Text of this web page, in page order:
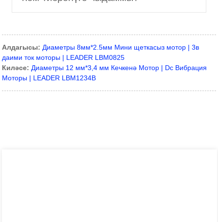
Алдагысы: Диаметры 8мм*2.5мм Мини щеткасыз мотор | 3в
даими ток моторы | LEADER LBM0825
Киләсе: Диаметры 12 мм*3,4 мм Кечкенә Мотор | Dc Вибрация
Моторы | LEADER LBM1234B